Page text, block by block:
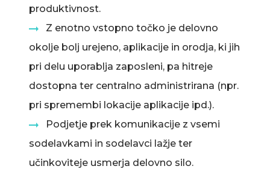
produktivnost.
Z enotno vstopno točko je delovno
okolje bolj urejeno, aplikacije in orodja, ki jih
pri delu uporablja zaposleni, pa hitreje
dostopna ter centralno administrirana (npr.
pri spremembi lokacije aplikacije ipd.).
Podjetje prek komunikacije z vsemi
sodelavkami in sodelavci lažje ter
učinkoviteje usmerja delovno silo.